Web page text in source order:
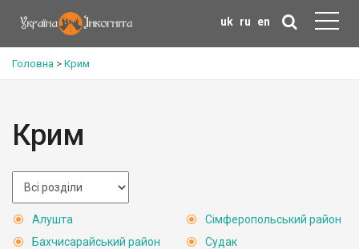
uk ru en
Головна > Крим
Крим
Алушта
Бахчисарайський район
Сімферопольський район
Судак